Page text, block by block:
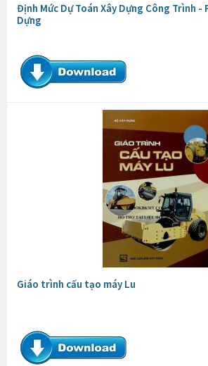
Định Mức Dự Toán Xây Dựng Công Trình -
Dựng
Giáo trình cấu tạo máy Lu